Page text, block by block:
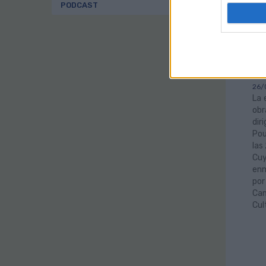
PODCAST
26/
La